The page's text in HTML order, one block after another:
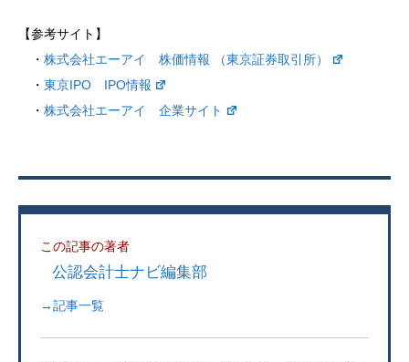
【参考サイト】
・ 株式会社エーアイ 株価情報 （東京証券取引所）
・ 東京IPO IPO情報
・ 株式会社エーアイ 企業サイト
この記事の著者
公認会計士ナビ編集部
→記事一覧